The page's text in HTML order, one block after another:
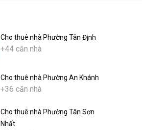
Cho thuê nhà Phường Tân Định
+44 căn nhà
Cho thuê nhà Phường An Khánh
+36 căn nhà
Cho thuê nhà Phường Tân Sơn
Nhất